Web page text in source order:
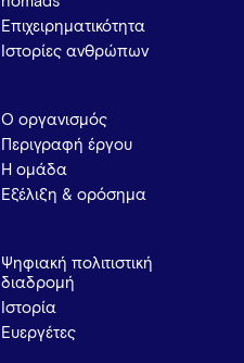
Επιχειρηματικότητα
Ιστορίες ανθρώπων
Ο οργανισμός
Περιγραφή έργου
Η ομάδα
Εξέλιξη & ορόσημα
Ψηφιακή πολιτιστική
διαδρομή
Ιστορία
Ευεργέτες